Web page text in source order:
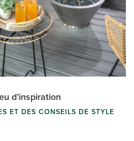
d’inspiration
ET DES CONSEILS DE STYLE